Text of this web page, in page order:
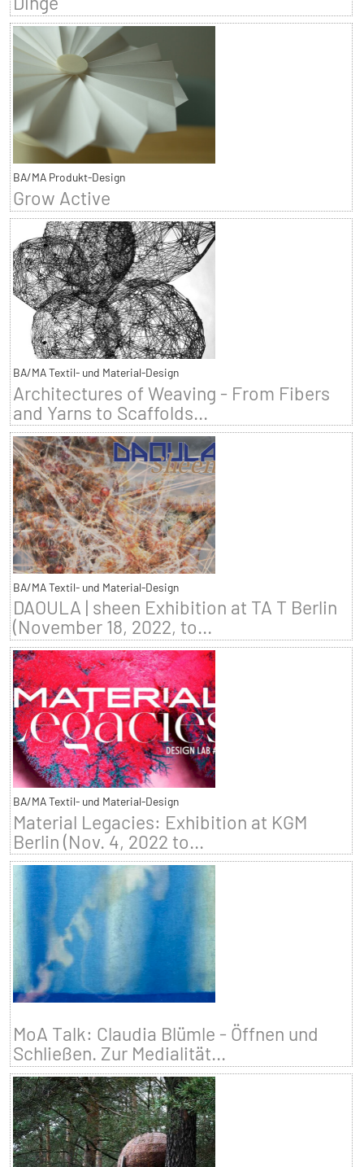
BA/MA Produkt-Design
Grow Active
BA/MA Textil- und Material-Design
Architectures of Weaving - From Fibers
and Yarns to Scaffolds...
BA/MA Textil- und Material-Design
DAOULA | sheen Exhibition at TA T Berlin
(November 18, 2022, to...
BA/MA Textil- und Material-Design
Material Legacies: Exhibition at KGM
Berlin (Nov. 4, 2022 to...
MoA Talk: Claudia Blümle - Öffnen und
Schließen. Zur Medialität...